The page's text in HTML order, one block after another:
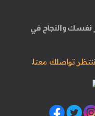
نفسك والنجاح في
ننتظر تواصلك معنا.